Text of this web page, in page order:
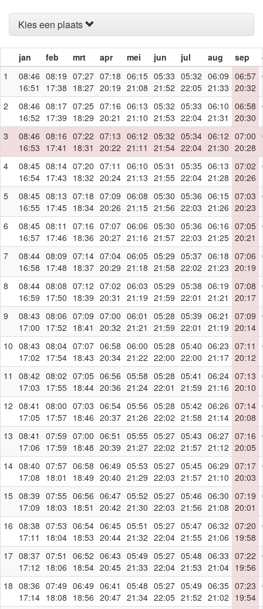
Kies een plaats
jan feb mrt apr mei jun jul aug sep
1
08:46
16:51
08:19
17:38
07:27
18:27
07:18
20:19
06:15
21:08
05:33
21:52
05:32
22:05
06:09
21:33
06:57
20:32
2
08:46
16:52
08:17
17:39
07:25
18:29
07:16
20:21
06:13
21:10
05:32
21:53
05:33
22:04
06:10
21:31
06:58
20:30
3
08:46
16:53
08:16
17:41
07:22
18:31
07:13
20:22
06:12
21:11
05:32
21:54
05:34
22:04
06:12
21:30
07:00
20:28
4
08:45
16:54
08:14
17:43
07:20
18:32
07:11
20:24
06:10
21:13
05:31
21:55
05:35
22:04
06:13
21:28
07:02
20:26
5
08:45
16:55
08:13
17:45
07:18
18:34
07:09
20:26
06:08
21:15
05:30
21:56
05:36
22:03
06:15
21:26
07:03
20:23
6
08:45
16:57
08:11
17:46
07:16
18:36
07:07
20:27
06:06
21:16
05:30
21:57
05:36
22:03
06:16
21:25
07:05
20:21
7
08:44
16:58
08:09
17:48
07:14
18:37
07:04
20:29
06:05
21:18
05:29
21:58
05:37
22:02
06:18
21:23
07:06
20:19
8
08:44
16:59
08:08
17:50
07:12
18:39
07:02
20:31
06:03
21:19
05:29
21:59
05:38
22:01
06:19
21:21
07:08
20:17
9
08:43
17:00
08:06
17:52
07:09
18:41
07:00
20:32
06:01
21:21
05:28
21:59
05:39
22:01
06:21
21:19
07:09
20:14
10 08:43
17:02
08:04
17:54
07:07
18:43
06:58
20:34
06:00
21:22
05:28
22:00
05:40
22:00
06:23
21:17
07:11
20:12
11
08:42
17:03
08:02
17:55
07:05
18:44
06:56
20:36
05:58
21:24
05:28
22:01
05:41
21:59
06:24
21:16
07:13
20:10
12 08:41
17:05
08:00
17:57
07:03
18:46
06:54
20:37
05:56
21:26
05:28
22:02
05:42
21:58
06:26
21:14
07:14
20:08
13 08:41
17:06
07:59
17:59
07:00
18:48
06:51
20:39
05:55
21:27
05:27
22:02
05:43
21:57
06:27
21:12
07:16
20:05
14 08:40
17:08
07:57
18:01
06:58
18:49
06:49
20:40
05:53
21:29
05:27
22:03
05:45
21:57
06:29
21:10
07:17
20:03
15 08:39
17:09
07:55
18:03
06:56
18:51
06:47
20:42
05:52
21:30
05:27
22:03
05:46
21:56
06:30
21:08
07:19
20:01
16 08:38
17:11
07:53
18:04
06:54
18:53
06:45
20:44
05:51
21:32
05:27
22:04
05:47
21:55
06:32
21:06
07:20
19:58
17 08:37
17:12
07:51
18:06
06:52
18:54
06:43
20:45
05:49
21:33
05:27
22:04
05:48
21:53
06:33
21:04
07:22
19:56
18 08:36
17:14
07:49
18:08
06:49
18:56
06:41
20:47
05:48
21:34
05:27
22:05
05:49
21:52
06:35
21:02
07:23
19:54